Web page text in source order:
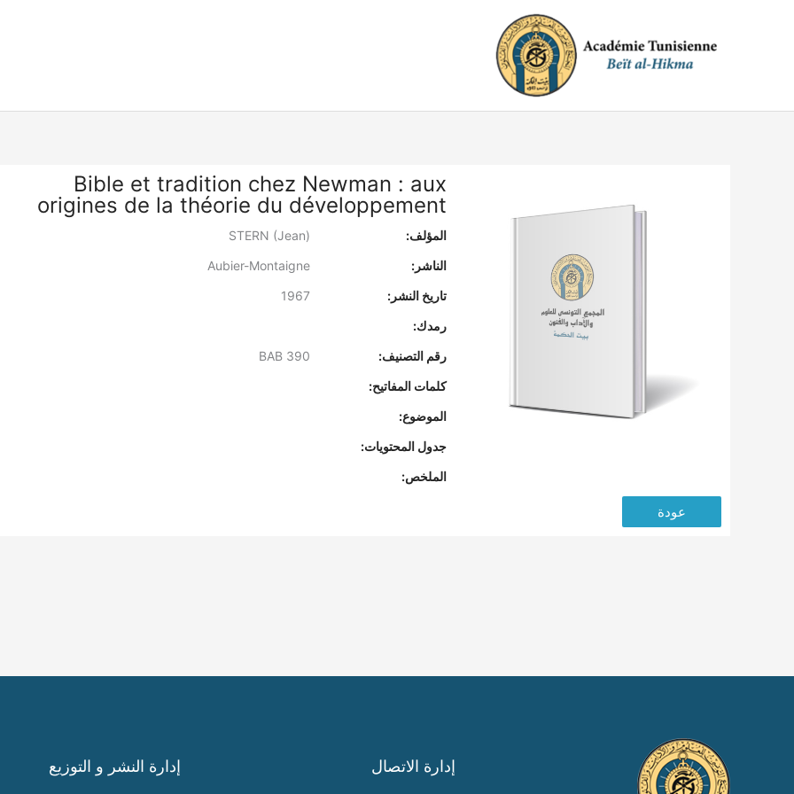
Bible et tradition chez Newman : aux
origines de la théorie du développement
المؤلف:
الناشر:
تاريخ النشر:
رمدك:
رقم التصنيف:
كلمات المفاتيح:
الموضوع:
جدول المحتويات:
الملخص:
عودة
إدارة الاتصال إدارة النشر و التوزيع